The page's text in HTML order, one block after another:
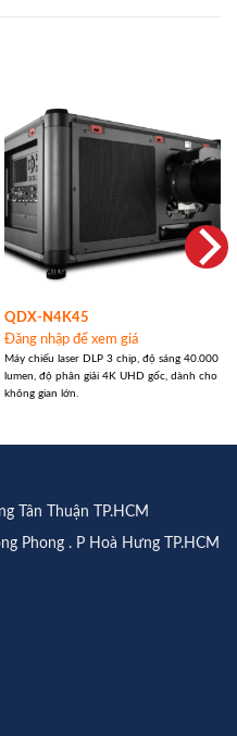
QDX‑N4K45
Đăng nhập để xem giá
Máy chiếu laser DLP 3 chip, độ sáng 40.000
lumen, độ phân giải 4K UHD gốc, dành cho
không gian lớn.
Tân Thuận TP.HCM
Phong . P Hoà Hưng TP.HCM